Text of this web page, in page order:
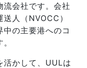
流会社です。会社
人（NVOCC）
の主要港へのコ
活かして、UULは